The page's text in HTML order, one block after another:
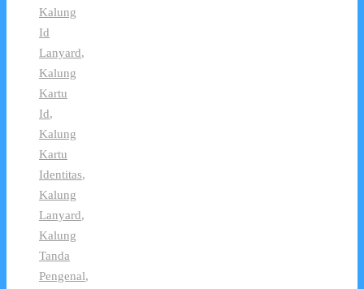
Kalung
Id
Lanyard,
Kalung
Kartu
Id,
Kalung
Kartu
Identitas,
Kalung
Lanyard,
Kalung
Tanda
Pengenal,